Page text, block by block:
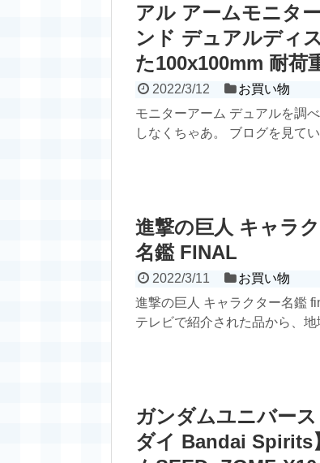
アル アームモニタ
ンド デュアルディ
た100x100mm 耐荷
2022/3/12
お買い物
モニターアーム デュアルを調
しなくちゃあ。 ブログを見て
進撃の巨人 キャラ
名鑑 FINAL
2022/3/11
お買い物
進撃の巨人 キャラクター名鑑
テレビで紹介された品から、
ガンダムユニバー
ダイ Bandai Spirits